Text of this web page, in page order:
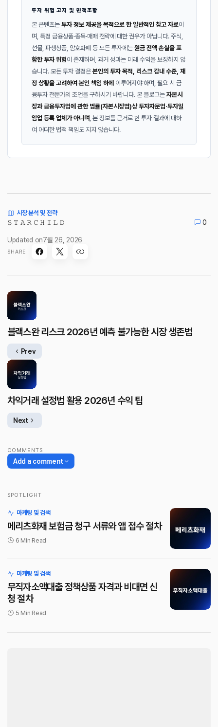
투자 위험 고지 및 면책조항
본 콘텐츠는 투자 정보 제공을 목적으로 한 일반적인 참고 자료이
며, 특정 금융상품·종목·매매 전략에 대한 권유가 아닙니다. 주식,
선물, 파생상품, 암호화폐 등 모든 투자에는 원금 전액 손실을 포
함한 투자 위험이 존재하며, 과거 성과는 미래 수익을 보장하지 않
습니다. 모든 투자 결정은본인의 투자 목적, 리스크 감내 수준, 재
정 상황을 고려하여 본인 책임 하에 이루어져야 하며, 필요 시 금
융투자 전문가의 조언을 구하시기 바랍니다. 본 블로그는 자본시
장과 금융투자업에 관한 법률(자본시장법)상 투자자문업·투자일
임업 등록 업체가 아니며 , 본 정보를 근거로 한 투자 결과에 대하
여 어떠한 법적 책임도 지지 않습니다.
시장 분석 및 전략
𝚂 𝚃 𝙰 𝚁 𝙲 𝙷 𝙸 𝙻 𝙳 0
Updated on7월 26, 2026
SHARE
블랙스완 리스크 2026년 예측 불가능한 시장 생존법
Prev
차익거래 설정법 활용 2026년 수익 팁
Next
COMMENTS
Add a comment
SPOTLIGHT
마케팅 및 검색
메리츠화재 보험금 청구 서류와 앱 접수 절차
6 Min Read
마케팅 및 검색
무직자소액대출 정책상품 자격과 비대면 신
청 절차
5 Min Read